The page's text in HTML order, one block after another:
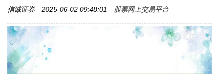
信诚证券 2025-06-02 09:48:01 股票网上交易平台